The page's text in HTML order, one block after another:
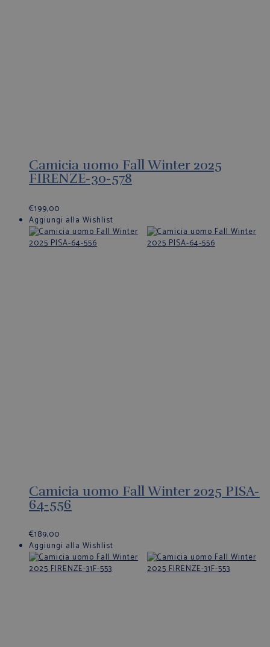
Camicia uomo Fall Winter 2025
FIRENZE-30-578
€199,00
Aggiungi alla Wishlist
Camicia uomo Fall Winter 2025 PISA-
64-556
€189,00
Aggiungi alla Wishlist